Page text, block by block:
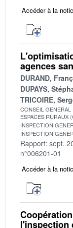
Accéder à la
agences
DURAND,
DUPAYS,
TRICOIRE,
CONSEIL GENERAL
ESPACES RURAUX
INSPECTION
INSPECTION
Rapport: sept.
n°006201-01
Accéder à la
l'inspection